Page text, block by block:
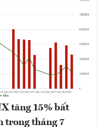
tăng 15% bất
trong tháng 7